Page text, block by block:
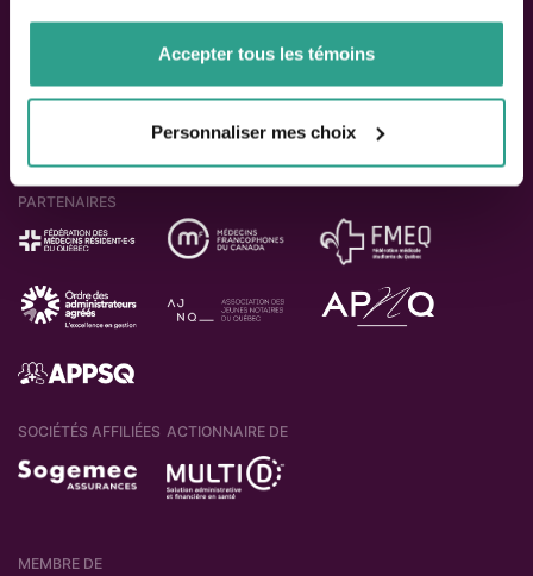
de votre utilisation de leurs services.
Accepter tous les témoins
Personnaliser mes choix
PARTENAIRES
SOCIÉTÉS AFFILIÉES ACTIONNAIRE DE
MEMBRE DE